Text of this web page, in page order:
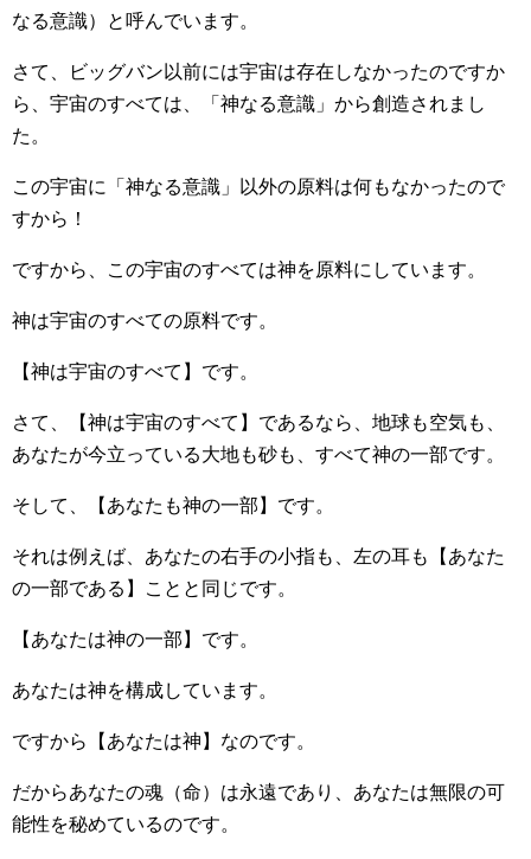
なる意識）と呼んでいます。
さて、ビッグバン以前には宇宙は存在しなかったのですか
ら、宇宙のすべては、「神なる意識」から創造されまし
た。
この宇宙に「神なる意識」以外の原料は何もなかったので
すから！
ですから、この宇宙のすべては神を原料にしています。
神は宇宙のすべての原料です。
【神は宇宙のすべて】です。
さて、【神は宇宙のすべて】であるなら、地球も空気も、
あなたが今立っている大地も砂も、すべて神の一部です。
そして、【あなたも神の一部】です。
それは例えば、あなたの右手の小指も、左の耳も【あなた
の一部である】ことと同じです。
【あなたは神の一部】です。
あなたは神を構成しています。
ですから【あなたは神】なのです。
だからあなたの魂（命）は永遠であり、あなたは無限の可
能性を秘めているのです。